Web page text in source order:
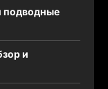
подводные
и